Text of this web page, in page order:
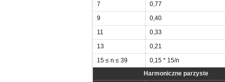
7
0,77
9
0,40
11
0,33
13
0,21
15 ≤ n ≤ 39
0,15 * 15/n
Harmoniczne parzyste